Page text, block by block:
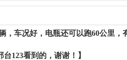
，车况好，电瓶还可以跑60公里，
123看到的，谢谢！】